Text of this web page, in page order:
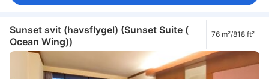
Sunset svit (havsflygel) (Sunset Suite (
Ocean Wing))
76 m²/818 ft²